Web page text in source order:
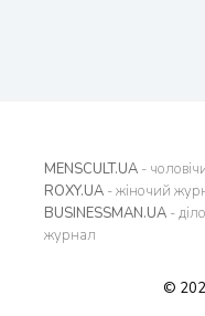
MENSCULT.UA -
ROXY.UA - жіночий
BUSINESSMAN.UA -
журнал
©